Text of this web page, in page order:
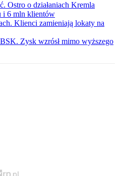
Ostro o działaniach Kremla
i 6 mln klientów
Klienci zamieniają lokaty na
Zysk wzrósł mimo wyższego